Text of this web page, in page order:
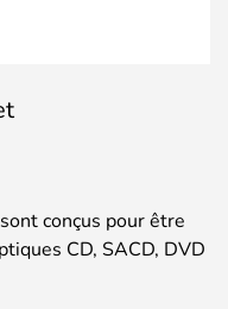
conçus pour être
CD, SACD, DVD